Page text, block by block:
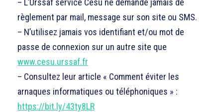
règlement par mail, message sur son site ou SMS.
– N’utilisez jamais vos identifiant et/ou mot de
passe de connexion sur un autre site que
www.cesu.urssaf.fr
– Consultez leur article « Comment éviter les
arnaques informatiques ou téléphoniques » :
https://bit.ly/43ty8LR